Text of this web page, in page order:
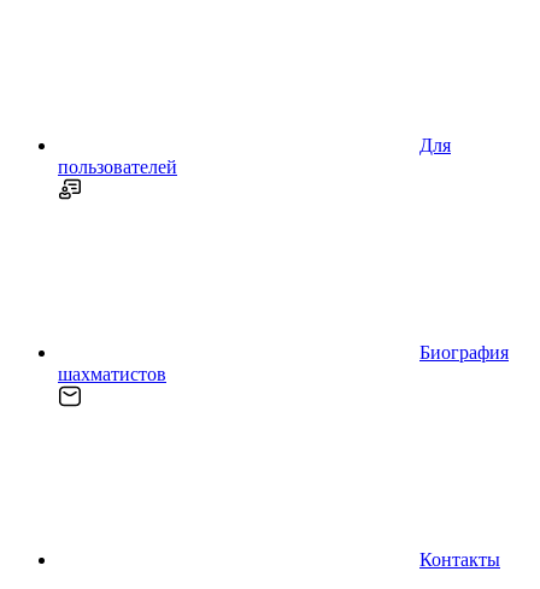
Для
пользователей
Биография
шахматистов
Контакты